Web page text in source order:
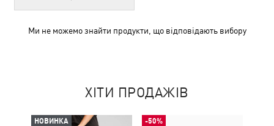
Ми не можемо знайти продукти, що відповідають вибору
ХІТИ ПРОДАЖІВ
НОВИНКА -50%